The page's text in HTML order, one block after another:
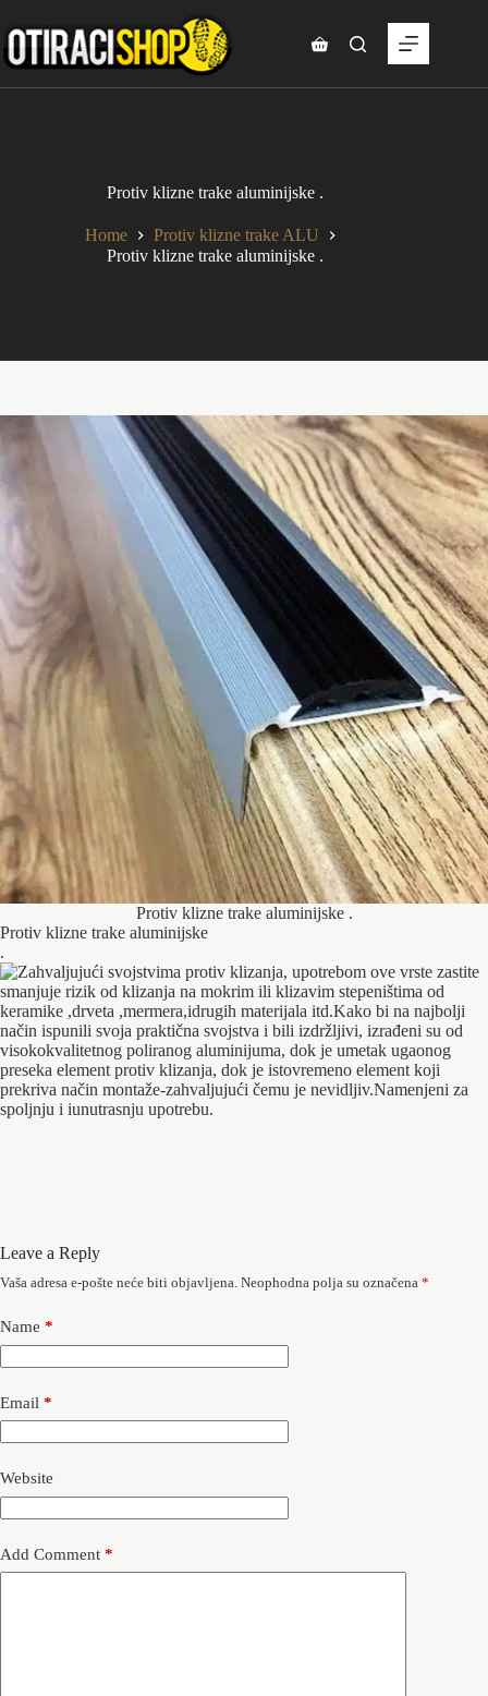
to
content
Shopping
Protiv klizne trake aluminijske .
Home
Protiv klizne trake ALU
Protiv klizne trake aluminijske .
Protiv klizne trake aluminijske .
Protiv klizne trake aluminijske
.
Leave a Reply
Vaša adresa e-pošte neće biti objavljena. Neophodna polja su označena *
Name *
Email *
Website
Add Comment *